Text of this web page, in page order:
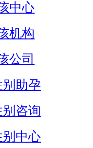
中心
机构
公司
助孕
咨询
中心